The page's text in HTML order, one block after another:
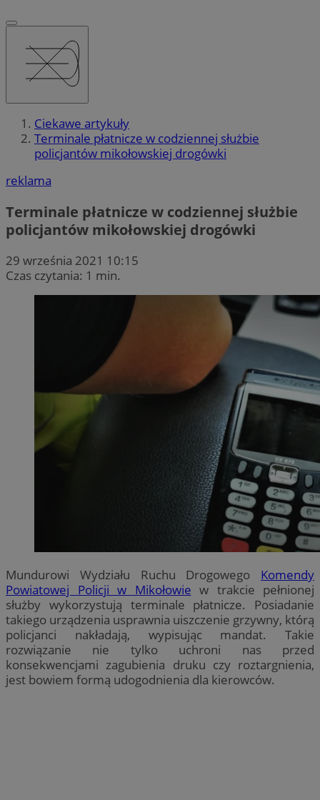
Ciekawe artykuły
Terminale płatnicze w codziennej służbie
policjantów mikołowskiej drogówki
reklama
Terminale płatnicze w codziennej służbie
policjantów mikołowskiej drogówki
29 września 2021 10:15
Czas czytania: 1 min.
Mundurowi Wydziału Ruchu Drogowego Komendy
Powiatowej Policji w Mikołowie w trakcie pełnionej
służby wykorzystują terminale płatnicze. Posiadanie
takiego urządzenia usprawnia uiszczenie grzywny, którą
policjanci nakładają, wypisując mandat. Takie
rozwiązanie nie tylko uchroni nas przed
konsekwencjami zagubienia druku czy roztargnienia,
jest bowiem formą udogodnienia dla kierowców.